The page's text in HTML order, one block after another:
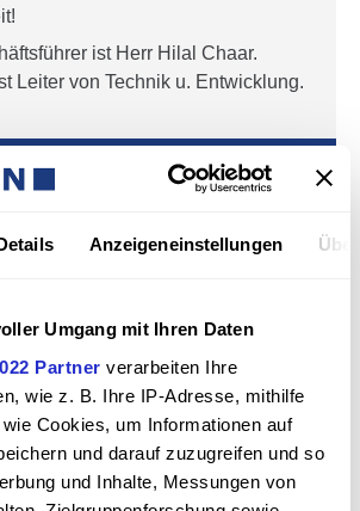
Anzeigeneinstellungen
Umgang mit Ihren Daten
Partner verarbeiten Ihre
wie z. B. Ihre IP-Adresse, mithilfe
Cookies, um Informationen auf
und darauf zuzugreifen und so
und Inhalte, Messungen von
ist Herr Hilal Chaar.
Leiter von Technik u. Entwicklung.
hier Preise anfragen